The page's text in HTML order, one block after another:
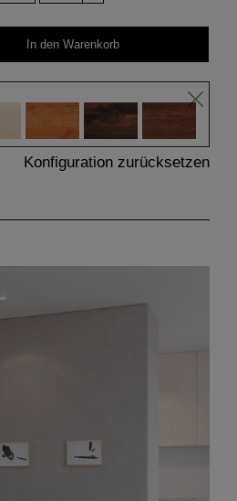
In den Warenkorb
Konfiguration zurücksetzen